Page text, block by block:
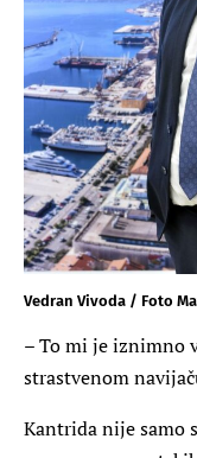
Vedran Vivoda / Foto
– To mi je iznimno
strastvenom
Kantrida nije samo